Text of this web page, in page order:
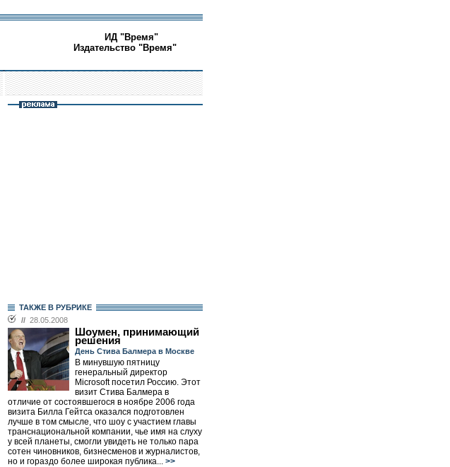
ИД "Время"
Издательство "Время"
ТАКЖЕ В РУБРИКЕ
// 28.05.2008
Шоумен, принимающий
решения
День Стива Балмера в Москве
В минувшую пятницу
генеральный директор
Microsoft посетил Россию. Этот
визит Стива Балмера в
отличие от состоявшегося в ноябре 2006 года
визита Билла Гейтса оказался подготовлен
лучше в том смысле, что шоу с участием главы
транснациональной компании, чье имя на слуху
у всей планеты, смогли увидеть не только пара
сотен чиновников, бизнесменов и журналистов,
но и гораздо более широкая публика... >>